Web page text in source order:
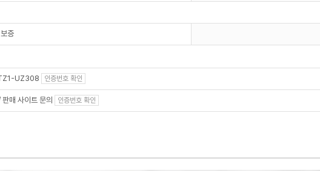
증
UZ308 인증번호 확인
매 사이트 문의 인증번호 확인